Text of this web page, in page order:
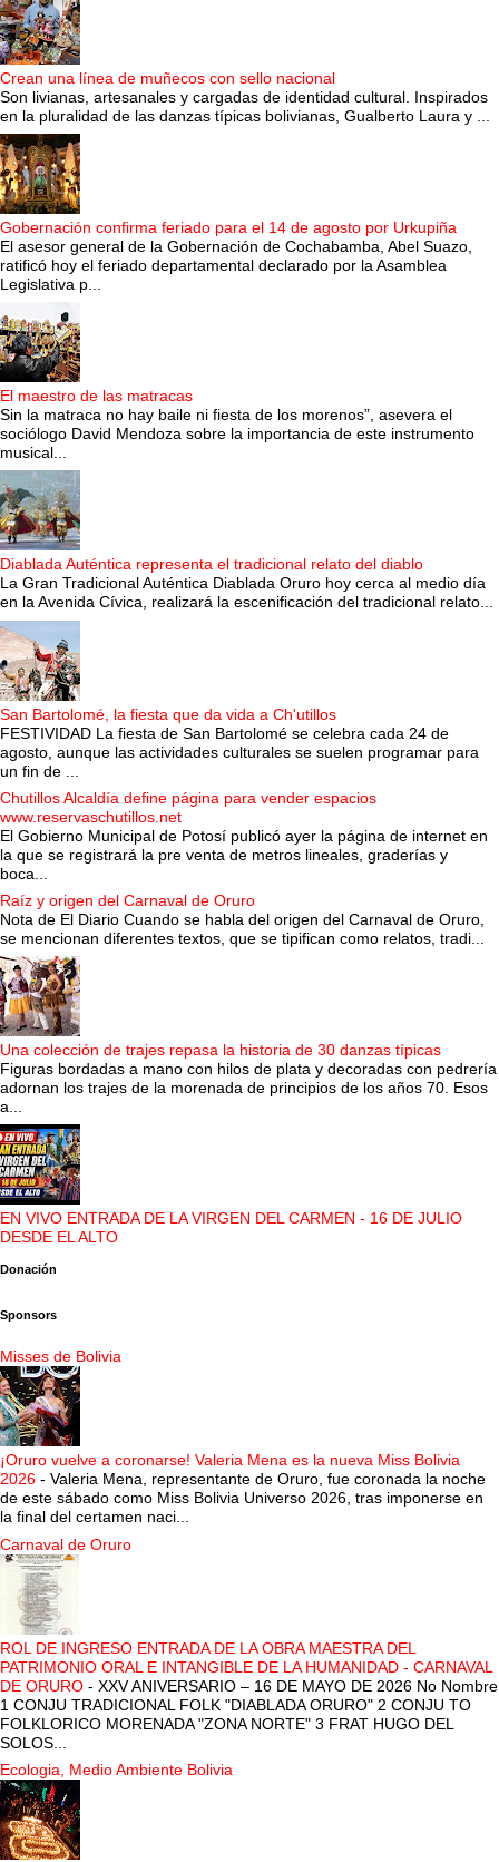
Crean una línea de muñecos con sello nacional
Son livianas, artesanales y cargadas de identidad cultural. Inspirados
en la pluralidad de las danzas típicas bolivianas, Gualberto Laura y ...
Gobernación confirma feriado para el 14 de agosto por Urkupiña
El asesor general de la Gobernación de Cochabamba, Abel Suazo,
ratificó hoy el feriado departamental declarado por la Asamblea
Legislativa p...
El maestro de las matracas
Sin la matraca no hay baile ni fiesta de los morenos”, asevera el
sociólogo David Mendoza sobre la importancia de este instrumento
musical...
Diablada Auténtica representa el tradicional relato del diablo
La Gran Tradicional Auténtica Diablada Oruro hoy cerca al medio día
en la Avenida Cívica, realizará la escenificación del tradicional relato...
San Bartolomé, la fiesta que da vida a Ch'utillos
FESTIVIDAD La fiesta de San Bartolomé se celebra cada 24 de
agosto, aunque las actividades culturales se suelen programar para
un fin de ...
Chutillos Alcaldía define página para vender espacios
www.reservaschutillos.net
El Gobierno Municipal de Potosí publicó ayer la página de internet en
la que se registrará la pre venta de metros lineales, graderías y
boca...
Raíz y origen del Carnaval de Oruro
Nota de El Diario Cuando se habla del origen del Carnaval de Oruro,
se mencionan diferentes textos, que se tipifican como relatos, tradi...
Una colección de trajes repasa la historia de 30 danzas típicas
Figuras bordadas a mano con hilos de plata y decoradas con pedrería
adornan los trajes de la morenada de principios de los años 70. Esos
a...
EN VIVO ENTRADA DE LA VIRGEN DEL CARMEN - 16 DE JULIO
DESDE EL ALTO
Donación
Sponsors
Misses de Bolivia
¡Oruro vuelve a coronarse! Valeria Mena es la nueva Miss Bolivia
2026 - Valeria Mena, representante de Oruro, fue coronada la noche
de este sábado como Miss Bolivia Universo 2026, tras imponerse en
la final del certamen naci...
Carnaval de Oruro
ROL DE INGRESO ENTRADA DE LA OBRA MAESTRA DEL
PATRIMONIO ORAL E INTANGIBLE DE LA HUMANIDAD - CARNAVAL
DE ORURO - XXV ANIVERSARIO – 16 DE MAYO DE 2026 No Nombre
1 CONJU TRADICIONAL FOLK "DIABLADA ORURO" 2 CONJU TO
FOLKLORICO MORENADA "ZONA NORTE" 3 FRAT HUGO DEL
SOLOS...
Ecologia, Medio Ambiente Bolivia